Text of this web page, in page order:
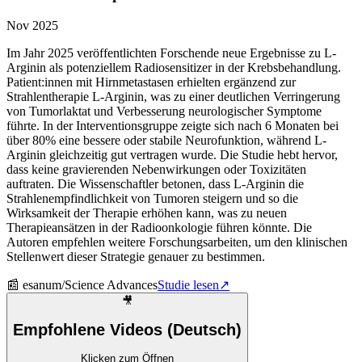
Nov 2025
Im Jahr 2025 veröffentlichten Forschende neue Ergebnisse zu L-
Arginin als potenziellem Radiosensitizer in der Krebsbehandlung.
Patient:innen mit Hirnmetastasen erhielten ergänzend zur
Strahlentherapie L-Arginin, was zu einer deutlichen Verringerung
von Tumorlaktat und Verbesserung neurologischer Symptome
führte. In der Interventionsgruppe zeigte sich nach 6 Monaten bei
über 80% eine bessere oder stabile Neurofunktion, während L-
Arginin gleichzeitig gut vertragen wurde. Die Studie hebt hervor,
dass keine gravierenden Nebenwirkungen oder Toxizitäten
auftraten. Die Wissenschaftler betonen, dass L-Arginin die
Strahlenempfindlichkeit von Tumoren steigern und so die
Wirksamkeit der Therapie erhöhen kann, was zu neuen
Therapieansätzen in der Radioonkologie führen könnte. Die
Autoren empfehlen weitere Forschungsarbeiten, um den klinischen
Stellenwert dieser Strategie genauer zu bestimmen.
📰 esanum/Science AdvancesStudie lesen↗
🎥
Empfohlene Videos (Deutsch)
Klicken zum Öffnen